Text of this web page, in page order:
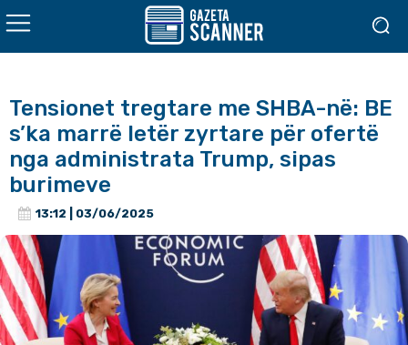
Tensionet tregtare me SHBA-në: BE
s’ka marrë letër zyrtare për ofertë
nga administrata Trump, sipas
burimeve
13:12 | 03/06/2025